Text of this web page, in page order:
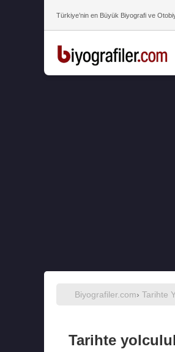
Türkiye’nin en Büyük Biyografi ve
Biyografiler.com› Tarihte
Tarihte